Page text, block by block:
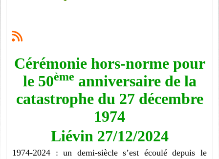
Cérémonie hors-norme pour
le 50ème anniversaire de la
catastrophe du 27 décembre
1974
Liévin 27/12/2024
1974-2024 : un demi-siècle s’est écoulé depuis le